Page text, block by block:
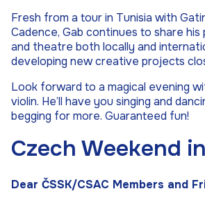
Fresh from a tour in Tunisia with
Cadence, Gab continues to share his
and theatre both locally and
developing new creative projects
Look forward to a magical evening
violin. He’ll have you singing and
begging for more. Guaranteed fun!
Czech Weekend
Dear ČSSK/CSAC Members and